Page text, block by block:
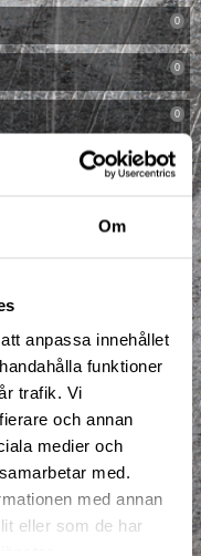
Om
anpassa innehållet
funktioner
trafik. Vi
och annan
medier och
med.
med annan
eller som de har
0
0
0
0